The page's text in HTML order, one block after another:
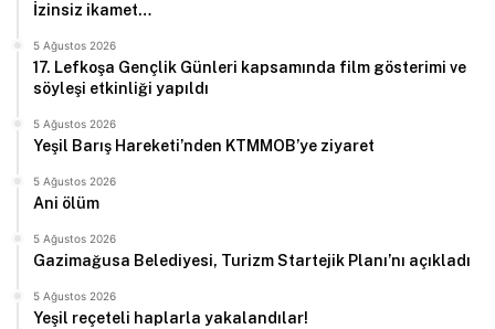
İzinsiz ikamet…
5 Ağustos 2026
17. Lefkoşa Gençlik Günleri kapsamında film gösterimi ve
söyleşi etkinliği yapıldı
5 Ağustos 2026
Yeşil Barış Hareketi’nden KTMMOB’ye ziyaret
5 Ağustos 2026
Ani ölüm
5 Ağustos 2026
Gazimağusa Belediyesi, Turizm Startejik Planı’nı açıkladı
5 Ağustos 2026
Yeşil reçeteli haplarla yakalandılar!